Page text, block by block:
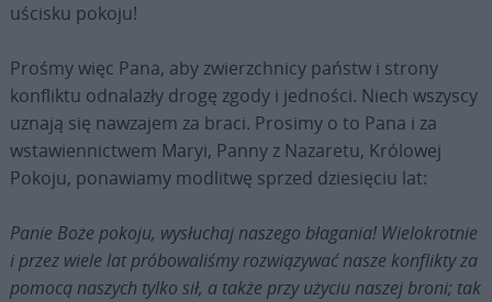
uścisku pokoju!
Prośmy więc Pana, aby zwierzchnicy państw i strony
konfliktu odnalazły drogę zgody i jedności. Niech wszyscy
uznają się nawzajem za braci. Prosimy o to Pana i za
wstawiennictwem Maryi, Panny z Nazaretu, Królowej
Pokoju, ponawiamy modlitwę sprzed dziesięciu lat:
Panie Boże pokoju, wysłuchaj naszego błagania! Wielokrotnie
i przez wiele lat próbowaliśmy rozwiązywać nasze konflikty za
pomocą naszych tylko sił, a także przy użyciu naszej broni; tak